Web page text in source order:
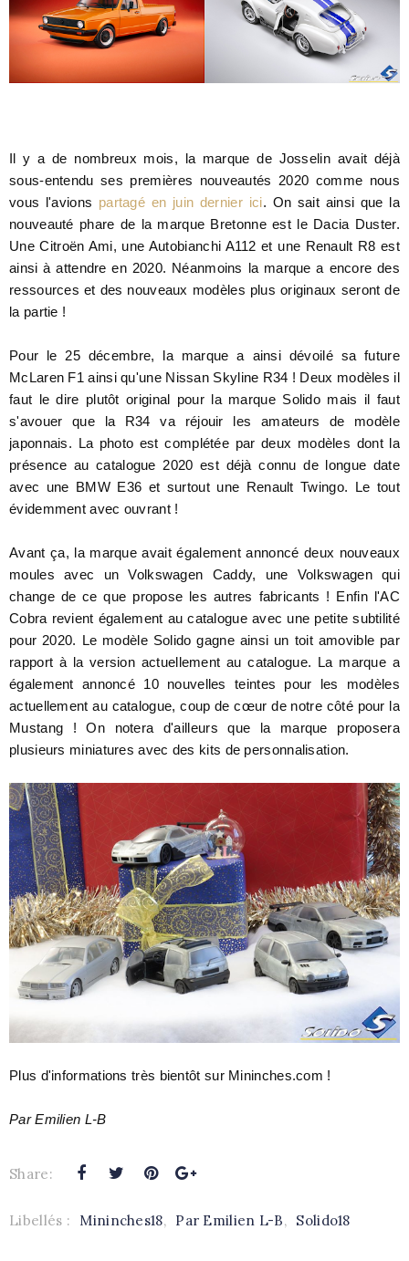
Il y a de nombreux mois, la marque de Josselin avait déjà
sous-entendu ses premières nouveautés 2020 comme nous
vous l'avions partagé en juin dernier ici. On sait ainsi que la
nouveauté phare de la marque Bretonne est le Dacia Duster.
Une Citroën Ami, une Autobianchi A112 et une Renault R8 est
ainsi à attendre en 2020. Néanmoins la marque a encore des
ressources et des nouveaux modèles plus originaux seront de
la partie !
Pour le 25 décembre, la marque a ainsi dévoilé sa future
McLaren F1 ainsi qu'une Nissan Skyline R34 ! Deux modèles il
faut le dire plutôt original pour la marque Solido mais il faut
s'avouer que la R34 va réjouir les amateurs de modèle
japonnais. La photo est complétée par deux modèles dont la
présence au catalogue 2020 est déjà connu de longue date
avec une BMW E36 et surtout une Renault Twingo. Le tout
évidemment avec ouvrant !
Avant ça, la marque avait également annoncé deux nouveaux
moules avec un Volkswagen Caddy, une Volkswagen qui
change de ce que propose les autres fabricants ! Enfin l'AC
Cobra revient également au catalogue avec une petite subtilité
pour 2020. Le modèle Solido gagne ainsi un toit amovible par
rapport à la version actuellement au catalogue. La marque a
également annoncé 10 nouvelles teintes pour les modèles
actuellement au catalogue, coup de cœur de notre côté pour la
Mustang ! On notera d'ailleurs que la marque proposera
plusieurs miniatures avec des kits de personnalisation.
Plus d'informations très bientôt sur Mininches.com !
Par Emilien L-B
Share:
Libellés : Mininches18, Par Emilien L-B, Solido18